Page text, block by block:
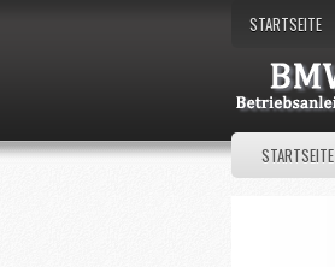
STARTSEITE
STARTSEITE